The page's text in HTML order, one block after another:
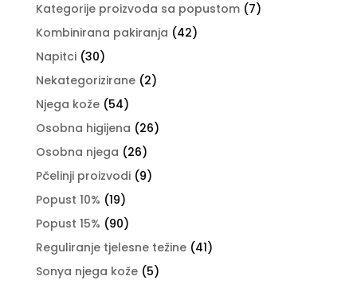
Kategorije proizvoda sa popustom (7)
Kombinirana pakiranja (42)
Napitci (30)
Nekategorizirane (2)
Njega kože (54)
Osobna higijena (26)
Osobna njega (26)
Pčelinji proizvodi (9)
Popust 10% (19)
Popust 15% (90)
Reguliranje tjelesne težine (41)
Sonya njega kože (5)